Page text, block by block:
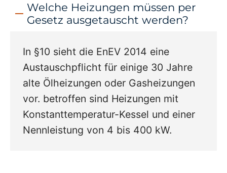
Welche Heizungen müssen per
Gesetz ausgetauscht werden?
In §10 sieht die EnEV 2014 eine
Austauschpflicht für einige 30 Jahre
alte Ölheizungen oder Gasheizungen
vor. betroffen sind Heizungen mit
Konstanttemperatur-Kessel und einer
Nennleistung von 4 bis 400 kW.